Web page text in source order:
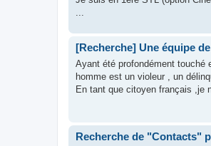
...
[Recherche] Une équipe
Ayant été profondément touché
homme est un violeur , un
En tant que citoyen français ,je
Recherche de "Contacts"